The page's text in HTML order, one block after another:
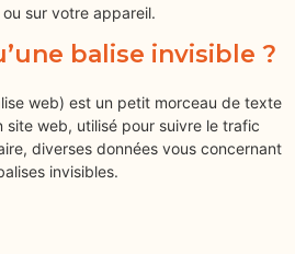
sur votre appareil.
balise invisible ?
web) est un petit morceau de texte
site web, utilisé pour suivre le trafic
diverses données vous concernant
invisibles.